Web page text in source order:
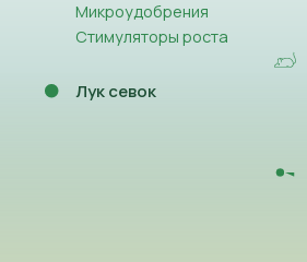
Микроудобрения
Стимуляторы роста
Лук севок